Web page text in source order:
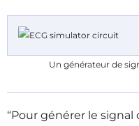
Un générateur de
“Pour générer le